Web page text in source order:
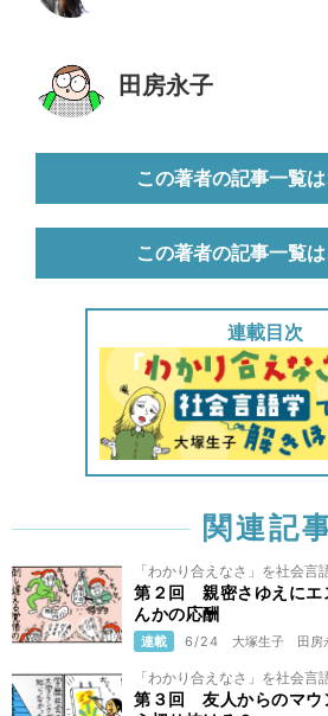
田房永子
この著者の記事一覧
この著者の記事一覧
連載目次
関連記
「わかり合えなさ」を社会言
第２回 親密さゆえに
んかの応酬
連載 6/24 大塚生子 田房
「わかり合えなさ」を社会言
第３回 友人からのマウ